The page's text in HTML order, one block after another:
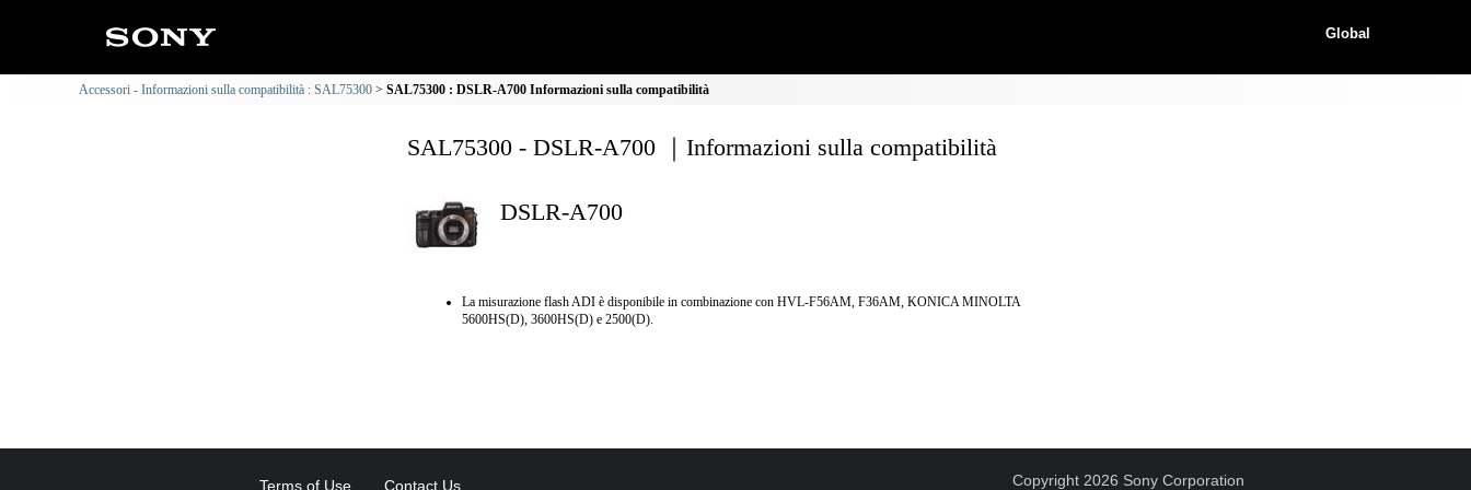
Global
Accessori - Informazioni sulla compatibilità : SAL75300 SAL75300 : DSLR-A700 Informazioni sulla compatibilità
SAL75300 - DSLR-A700 ｜Informazioni sulla compatibilità
DSLR-A700
La misurazione flash ADI è disponibile in combinazione con HVL-F56AM, F36AM, KONICA MINOLTA
5600HS(D), 3600HS(D) e 2500(D).
Terms of Use Contact Us Copyright 2026 Sony Corporation